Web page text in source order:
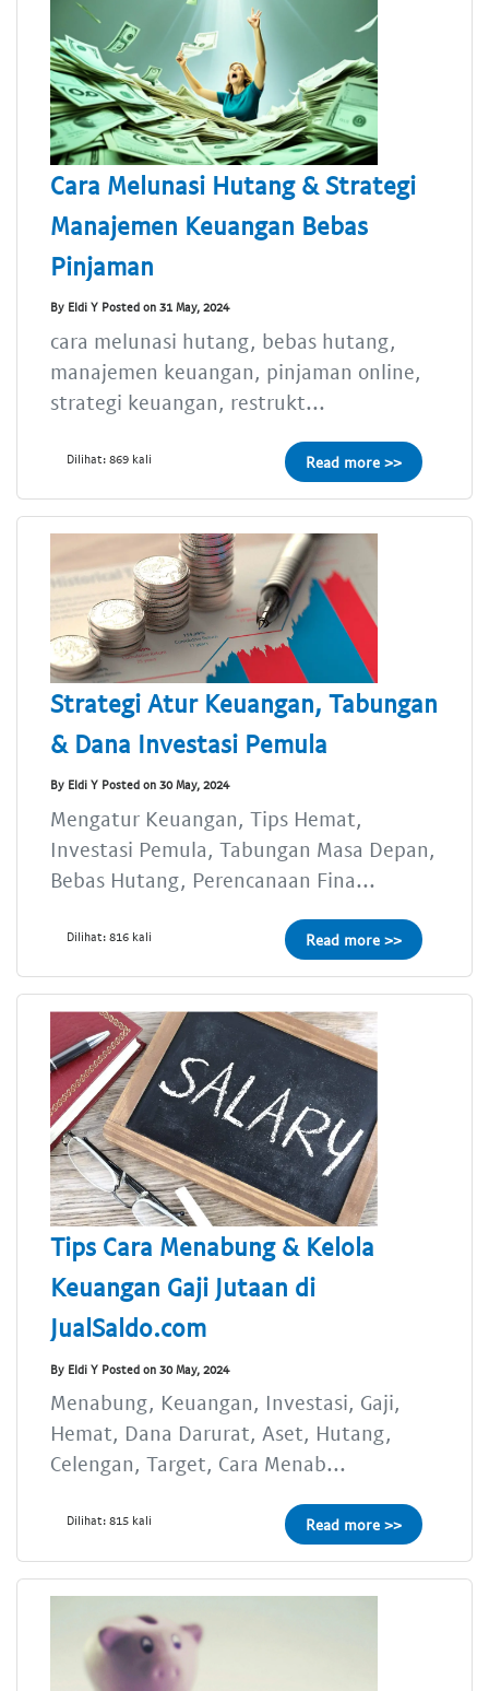
Cara Melunasi Hutang & Strategi
Manajemen Keuangan Bebas
Pinjaman
By Eldi Y Posted on 31 May, 2024
cara melunasi hutang, bebas hutang,
manajemen keuangan, pinjaman online,
strategi keuangan, restrukt...
Dilihat: 869 kali Read more >>
Strategi Atur Keuangan, Tabungan
& Dana Investasi Pemula
By Eldi Y Posted on 30 May, 2024
Mengatur Keuangan, Tips Hemat,
Investasi Pemula, Tabungan Masa Depan,
Bebas Hutang, Perencanaan Fina...
Dilihat: 816 kali Read more >>
Tips Cara Menabung & Kelola
Keuangan Gaji Jutaan di
JualSaldo.com
By Eldi Y Posted on 30 May, 2024
Menabung, Keuangan, Investasi, Gaji,
Hemat, Dana Darurat, Aset, Hutang,
Celengan, Target, Cara Menab...
Dilihat: 815 kali Read more >>